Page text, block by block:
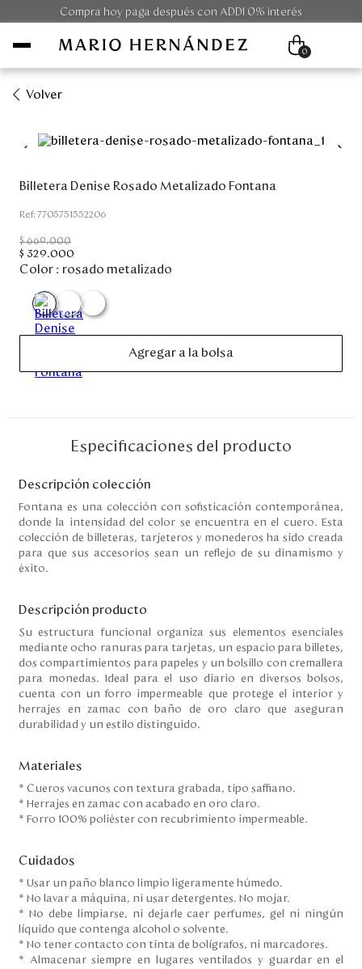
Compra hoy paga después con ADDI 0% interés
Unisex
Viaje
Colecciones
Outlet
Disney
Servicio al cliente
Nuestras Tiendas
Colombia
Costa Rica
Panamá
USA
Venezuela
0
Volver
Billetera Denise Rosado Metalizado Fontana
:7705751552206
$ 669.000
$ 329.000
Color : rosado metalizado
Agregar a la bolsa
Especificaciones del producto
Descripción colección
Fontana es una colección con sofisticación contemporánea,
donde la intensidad del color se encuentra en el cuero. Esta
colección de billeteras, tarjeteros y monederos ha sido creada
para que sus accesorios sean un reflejo de su dinamismo y
éxito.
Descripción producto
Su estructura funcional organiza sus elementos esenciales
mediante ocho ranuras para tarjetas, un espacio para billetes,
dos compartimientos para papeles y un bolsillo con cremallera
para monedas. Ideal para el uso diario en diversos bolsos,
cuenta con un forro impermeable que protege el interior y
herrajes en zamac con baño de oro claro que aseguran
durabilidad y un estilo distinguido.
Materiales
* Cueros vacunos con textura grabada, tipo saffiano.
* Herrajes en zamac con acabado en oro claro.
* Forro 100% poliéster con recubrimiento impermeable.
Cuidados
* Usar un paño blanco limpio ligeramente húmedo.
* No lavar a máquina, ni usar detergentes. No mojar.
* No debe limpiarse, ni dejarle caer perfumes, gel ni ningún
líquido que contenga alcohol o solvente.
* No tener contacto con tinta de bolígrafos, ni marcadores.
* Almacenar siempre en lugares ventilados y guardar en el